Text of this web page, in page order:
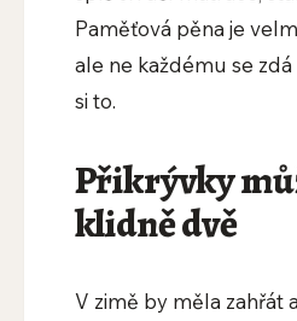
Paměťová pěna je
ale ne každému se
si to.
Přikrývky
klidně dvě
V zimě by měla zahřát